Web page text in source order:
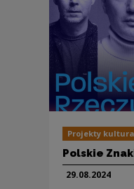
Projekty
Polskie
29.08.2024